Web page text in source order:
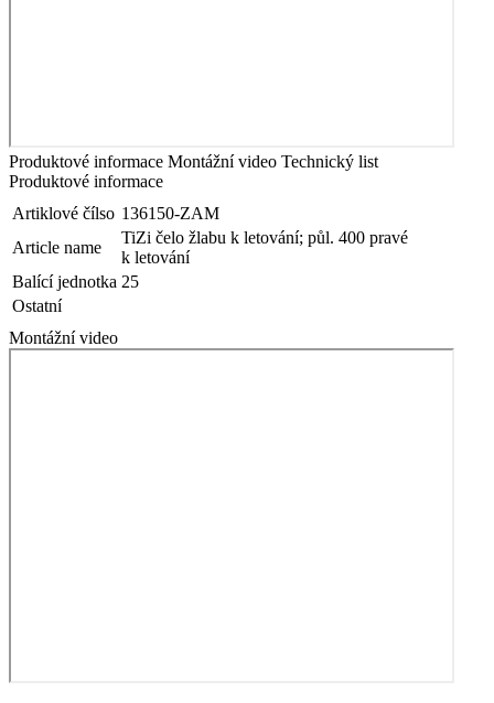
Produktové informace Montážní video Technický list
Produktové informace
Artiklové čílso 136150-ZAM
Article name
TiZi čelo žlabu k letování; půl. 400 pravé
k letování
Balící jednotka 25
Ostatní
Montážní video